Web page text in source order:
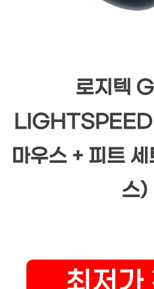
로지텍
LIGHTSPEED
마우스 + 피트
스)